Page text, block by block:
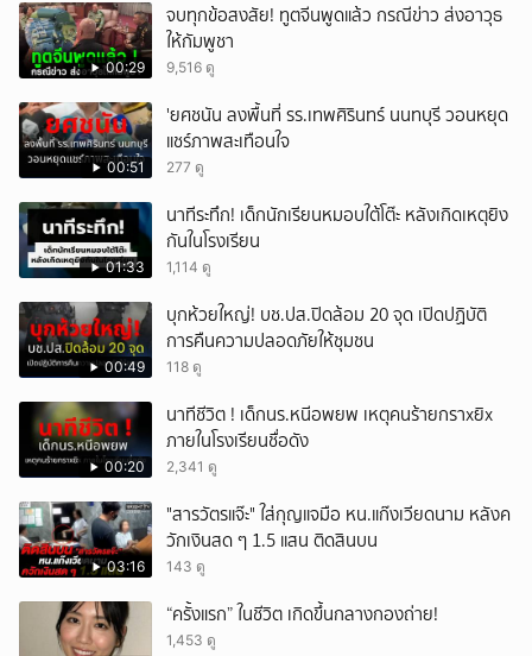
00:29
จบทุกข้อสงสัย! ทูตจีนพูดแล้ว กรณีข่าว ส่งอาวุธ
ให้กัมพูชา
9,516 ดู
00:51
'ยศชนัน ลงพื้นที่ รร.เทพศิรินทร์ นนทบุรี วอนหยุด
แชร์ภาพสะเทือนใจ
277 ดู
01:33
นาทีระทึก! เด็กนักเรียนหมอบใต้โต๊ะ หลังเกิดเหตุยิง
กันในโรงเรียน
1,114 ดู
00:49
บุกห้วยใหญ่! บช.ปส.ปิดล้อม 20 จุด เปิดปฏิบัติ
การคืนความปลอดภัยให้ชุมชน
118 ดู
00:20
นาทีชีวิต ! เด็กนร.หนีอพยพ เหตุคนร้ายกราxยิx
ภายในโรงเรียนชื่อดัง
2,341 ดู
03:16
"สารวัตรแจ๊ะ" ใส่กุญแจมือ หน.แก๊งเวียดนาม หลังค
วักเงินสด ๆ 1.5 แสน ติดสินบน
143 ดู
“ครั้งแรก” ในชีวิต เกิดขึ้นกลางกองถ่าย!
1,453 ดู